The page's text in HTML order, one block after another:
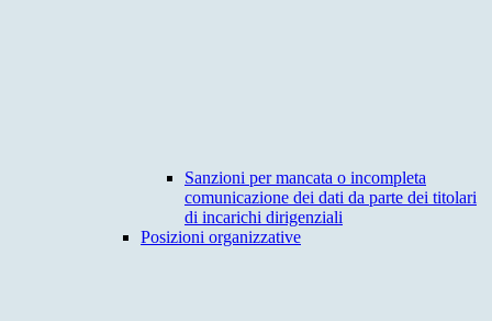
Sanzioni per mancata o incompleta
comunicazione dei dati da parte dei titolari
di incarichi dirigenziali
Posizioni organizzative